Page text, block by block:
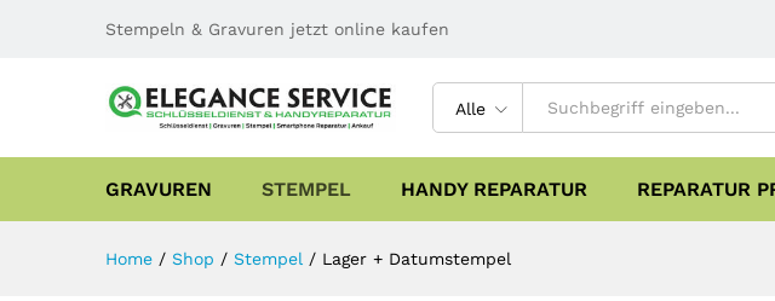
Stempeln & Gravuren jetzt online kaufen
Alle
GRAVUREN STEMPEL HANDY REPARATUR REPARATUR
Home / Shop / Stempel / Lager + Datumstempel